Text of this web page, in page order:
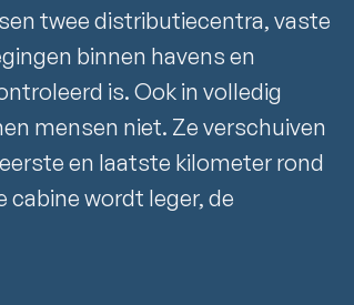
twee distributiecentra, vaste
binnen havens en
is. Ook in volledig
mensen niet. Ze verschuiven
en laatste kilometer rond
cabine wordt leger, de